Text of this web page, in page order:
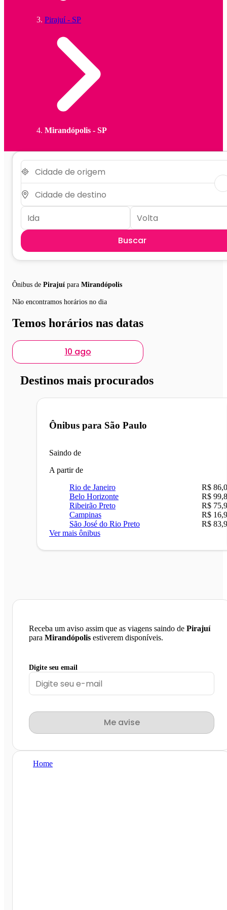
Pirajuí - SP
Mirandópolis - SP
Buscar
Ônibus de Pirajuí para Mirandópolis
Não encontramos horários no dia
Temos horários nas datas
10 ago
Destinos mais procurados
Ônibus para São Paulo
Saindo de
A partir de
Rio de Janeiro
R$
Belo Horizonte
R$
Ribeirão Preto
R$
Campinas
R$
São José do Rio Preto
R$
Ver mais ônibus
Receba um aviso assim que as viagens saindo de Pirajuí
para Mirandópolis estiverem disponíveis.
Digite seu email
Me avise
Home